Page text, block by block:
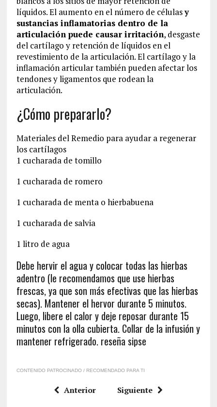
líquidos. El aumento en el número de célulasy
sustancias inflamatorias dentro de la
articulación puede causar irritación, desgaste
del cartílago y retención de líquidos en el
revestimiento de la articulación. El cartílago y la
inflamación articular también pueden afectar los
tendones y ligamentos que rodean la
articulación.
¿Cómo prepararlo?
Materiales del Remedio para ayudar a regenerar
los cartílagos
1 cucharada de tomillo
1 cucharada de romero
1 cucharada de menta o hierbabuena
1 cucharada de salvia
1 litro de agua
Debe hervir el agua y colocar todas las hierbas
adentro (le recomendamos que use hierbas
frescas, ya que son más efectivas que las hierbas
secas). Mantener el hervor durante 5 minutos.
Luego, libere el calor y deje reposar durante 15
minutos con la olla cubierta. Collar de la infusión y
mantener refrigerado. reseña sipse
CONTENIDO PATROCINADO / RECOMENDADO PARA TI
Anterior Siguiente